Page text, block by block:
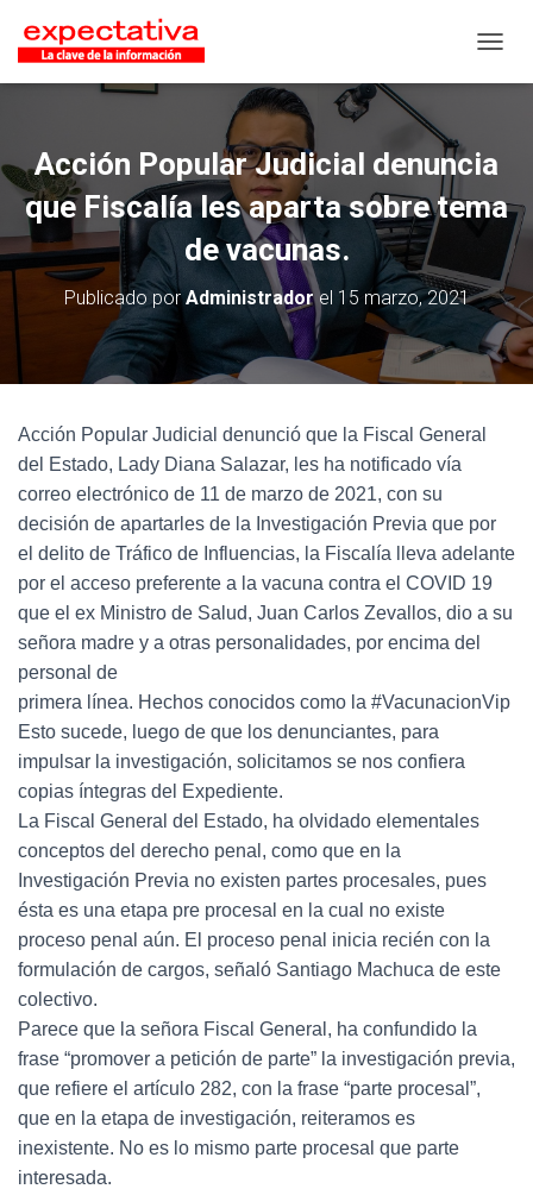
Acción Popular Judicial denuncia
que Fiscalía les aparta sobre tema
de vacunas.
Publicado porAdministradorel 15 marzo, 2021
Acción Popular Judicial denunció que la Fiscal General
del Estado, Lady Diana Salazar, les ha notificado vía
correo electrónico de 11 de marzo de 2021, con su
decisión de apartarles de la Investigación Previa que por
el delito de Tráfico de Influencias, la Fiscalía lleva adelante
por el acceso preferente a la vacuna contra el COVID 19
que el ex Ministro de Salud, Juan Carlos Zevallos, dio a su
señora madre y a otras personalidades, por encima del
personal de
primera línea. Hechos conocidos como la #VacunacionVip
Esto sucede, luego de que los denunciantes, para
impulsar la investigación, solicitamos se nos confiera
copias íntegras del Expediente.
La Fiscal General del Estado, ha olvidado elementales
conceptos del derecho penal, como que en la
Investigación Previa no existen partes procesales, pues
ésta es una etapa pre procesal en la cual no existe
proceso penal aún. El proceso penal inicia recién con la
formulación de cargos, señaló Santiago Machuca de este
colectivo.
Parece que la señora Fiscal General, ha confundido la
frase “promover a petición de parte” la investigación previa,
que refiere el artículo 282, con la frase “parte procesal”,
que en la etapa de investigación, reiteramos es
inexistente. No es lo mismo parte procesal que parte
interesada.